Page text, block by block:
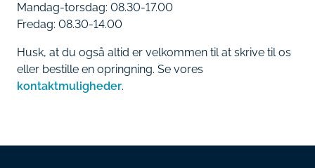
Mandag-torsdag: 08.30-17.00
Fredag: 08.30-14.00
Husk, at du også altid er velkommen til at skrive til os
eller bestille en opringning. Se vores
kontaktmuligheder.